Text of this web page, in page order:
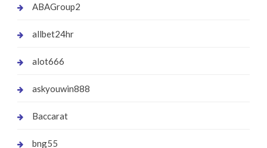
ABAGroup2
allbet24hr
alot666
askyouwin888
Baccarat
bng55